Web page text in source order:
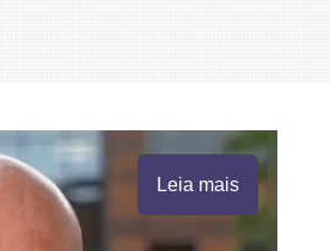
Leia mais